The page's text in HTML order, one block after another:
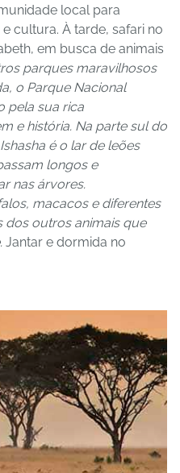
local para
cultura. À tarde, safari no
em busca de animais
parques maravilhosos
o Parque Nacional
pela sua rica
e história. Na parte sul do
é o lar de leões
longos e
nas árvores.
macacos e diferentes
dos outros animais que
Jantar e dormida no